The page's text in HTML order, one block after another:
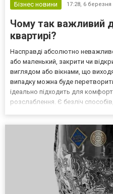
Бізнес новини 17:28, 6 березня
Чому так важливий
квартирі?
Насправді абсолютно
або маленький, закрити чи
виглядом або вікнами, що
випадку можна буде
ідеально підходить для
розслаблення. Є безліч